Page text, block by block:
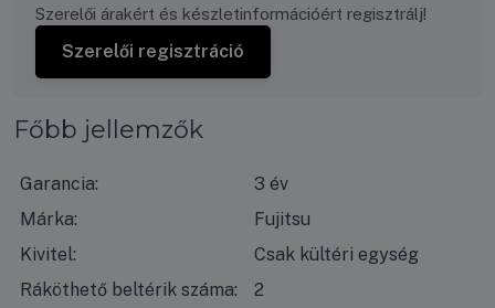
Szerelői árakért és készletinformációért regisztrálj!
Szerelői regisztráció
Főbb jellemzők
Garancia:
3 év
Márka:
Fujitsu
Kivitel:
Csak kültéri egység
Ráköthető beltérik száma:
2